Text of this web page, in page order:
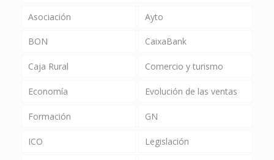
Asociación Ayto
BON CaixaBank
Caja Rural Comercio y turismo
Economía Evolución de las ventas
Formación GN
ICO Legislación